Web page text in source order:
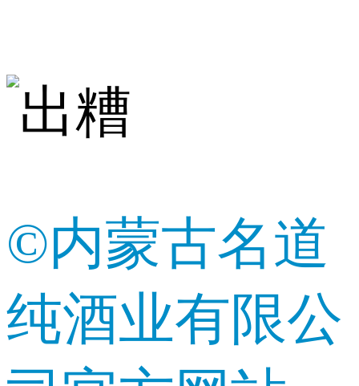
©内蒙古名道
纯酒业有限公